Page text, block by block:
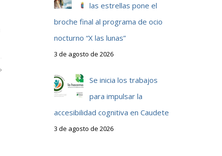
las estrellas pone el
broche final al programa de ocio
nocturno “X las lunas”
3 de agosto de 2026
Se inicia los trabajos
para impulsar la
accesibilidad cognitiva en Caudete
3 de agosto de 2026